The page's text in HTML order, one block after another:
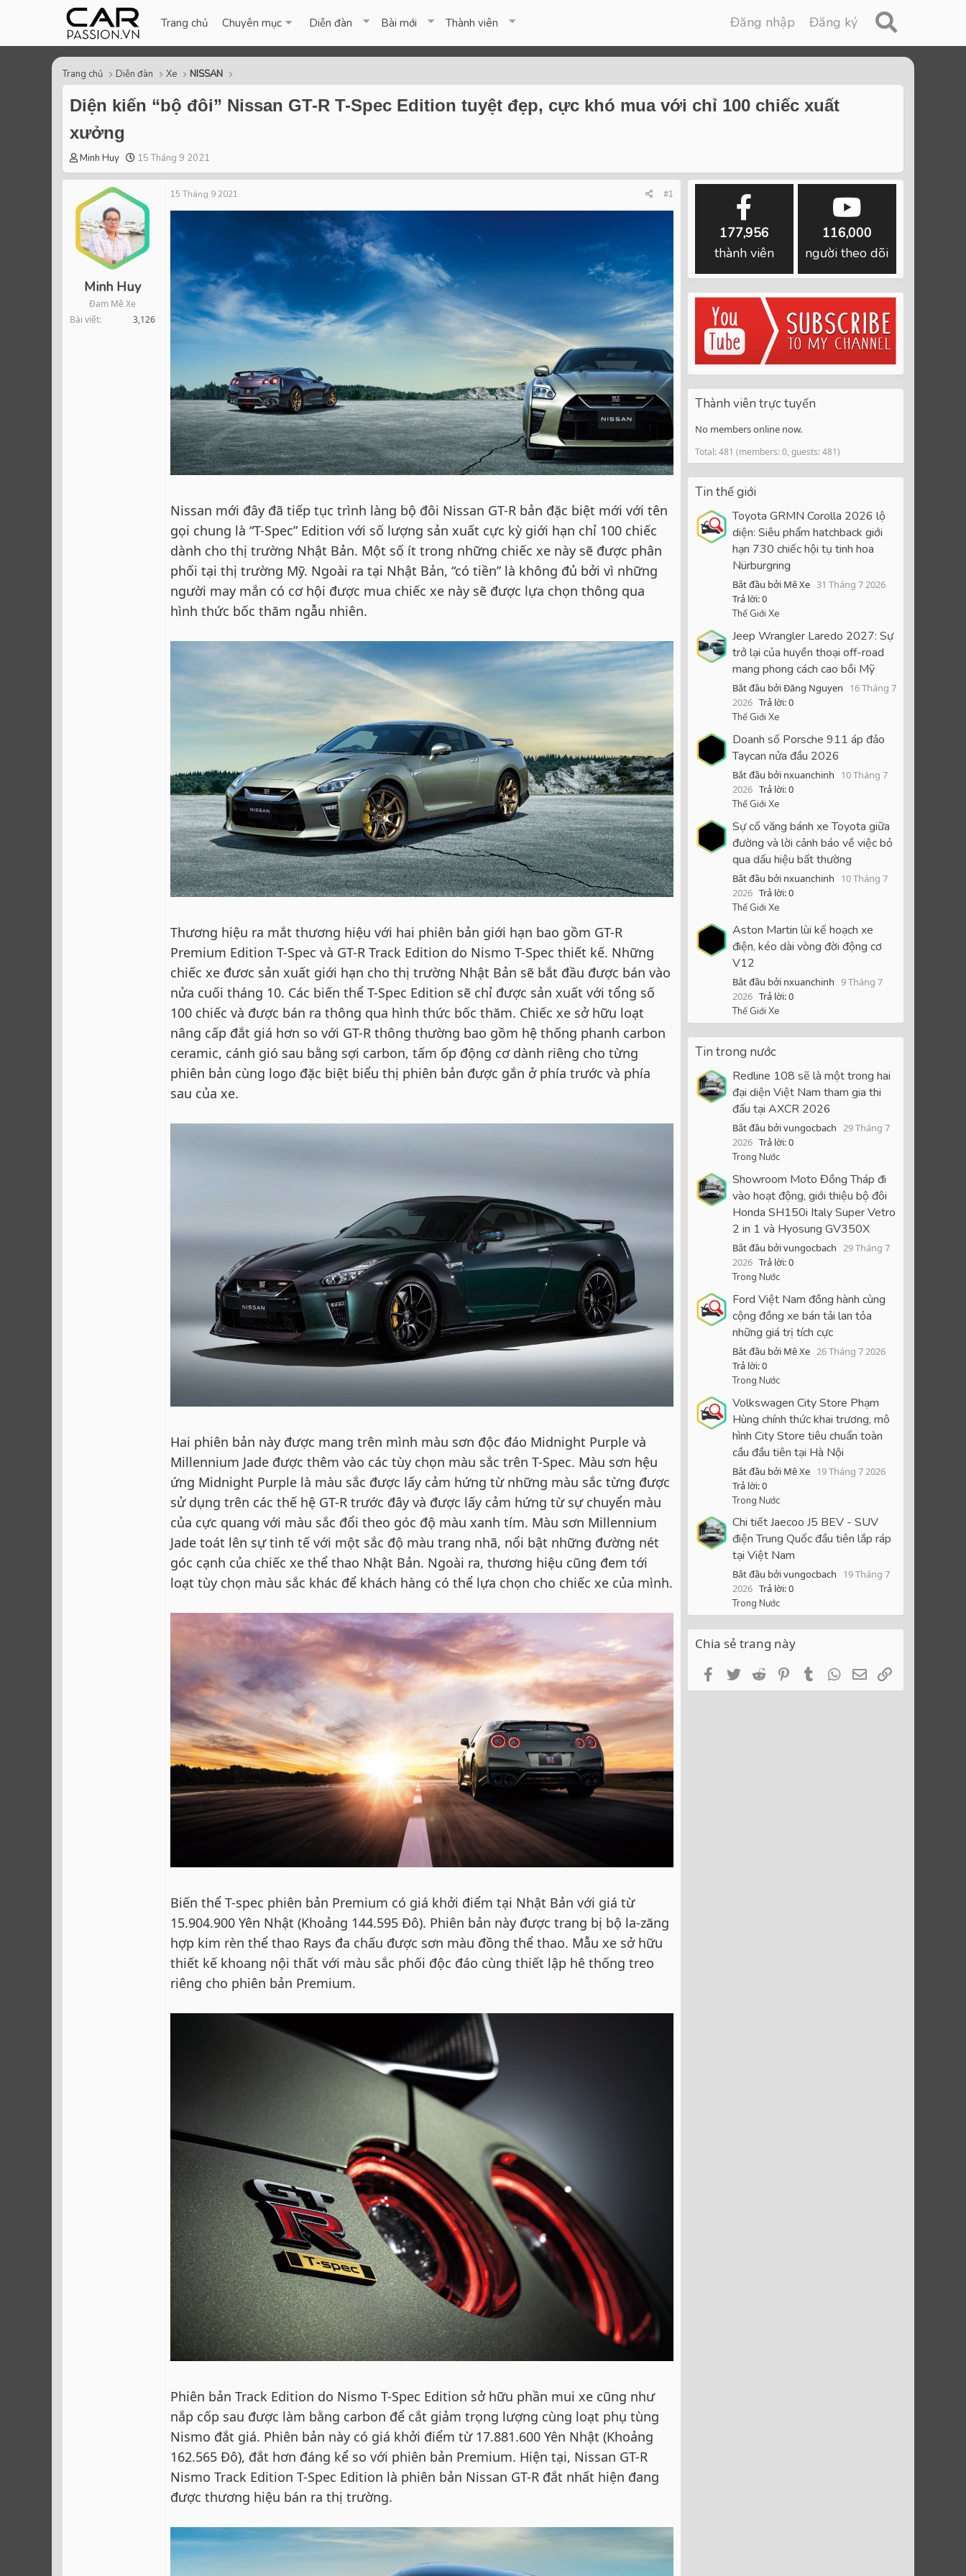
Trang chủ Chuyên mục Diễn đàn Bài mới Thành viên Đăng nhập Đăng ký
Trang chủ Diễn đàn Xe NISSAN
Diện kiến “bộ đôi” Nissan GT-R T-Spec Edition tuyệt đẹp, cực khó mua với chỉ 100 chiếc xuất
xưởng
T
h
e
a
d
s
t
e
Minh Huy
S
t
r
d
t
15 Tháng 9 2021
Minh Huy
Đam Mê Xe
Bài viết
3,126
15 Tháng 9 2021 #1
Nissan mới đây đã tiếp tục trình làng bộ đôi Nissan GT-R bản đặc biệt mới với tên
gọi chung là “T-Spec” Edition với số lượng sản xuất cực kỳ giới hạn chỉ 100 chiếc
dành cho thị trường Nhật Bản. Một số ít trong những chiếc xe này sẽ được phân
phối tại thị trường Mỹ. Ngoài ra tại Nhật Bản, “có tiền” là không đủ bởi vì những
người may mắn có cơ hội được mua chiếc xe này sẽ được lựa chọn thông qua
hình thức bốc thăm ngẫu nhiên.
Thương hiệu ra mắt thương hiệu với hai phiên bản giới hạn bao gồm GT-R
Premium Edition T-Spec và GT-R Track Edition do Nismo T-Spec thiết kế. Những
chiếc xe đươc sản xuất giới hạn cho thị trường Nhật Bản sẽ bắt đầu được bán vào
nửa cuối tháng 10. Các biến thể T-Spec Edition sẽ chỉ được sản xuất với tổng số
100 chiếc và được bán ra thông qua hình thức bốc thăm. Chiếc xe sở hữu loạt
nâng cấp đắt giá hơn so với GT-R thông thường bao gồm hệ thống phanh carbon
ceramic, cánh gió sau bằng sợi carbon, tấm ốp động cơ dành riêng cho từng
phiên bản cùng logo đặc biệt biểu thị phiên bản được gắn ở phía trước và phía
sau của xe.
Hai phiên bản này được mang trên mình màu sơn độc đáo Midnight Purple và
Millennium Jade được thêm vào các tùy chọn màu sắc trên T-Spec. Màu sơn hệu
ứng Midnight Purple là màu sắc được lấy cảm hứng từ những màu sắc từng được
sử dụng trên các thế hệ GT-R trước đây và được lấy cảm hứng từ sự chuyển màu
của cực quang với màu sắc đổi theo góc độ màu xanh tím. Màu sơn Millennium
Jade toát lên sự tinh tế với một sắc độ màu trang nhã, nổi bật những đường nét
góc cạnh của chiếc xe thể thao Nhật Bản. Ngoài ra, thương hiệu cũng đem tới
loạt tùy chọn màu sắc khác để khách hàng có thể lựa chọn cho chiếc xe của mình.
Biến thể T-spec phiên bản Premium có giá khởi điểm tại Nhật Bản với giá từ
15.904.900 Yên Nhật (Khoảng 144.595 Đô). Phiên bản này được trang bị bộ la-zăng
hợp kim rèn thể thao Rays đa chấu được sơn màu đồng thể thao. Mẫu xe sở hữu
thiết kế khoang nội thất với màu sắc phối độc đáo cùng thiết lập hê thống treo
riêng cho phiên bản Premium.
Phiên bản Track Edition do Nismo T-Spec Edition sở hữu phần mui xe cũng như
nắp cốp sau được làm bằng carbon để cắt giảm trọng lượng cùng loạt phụ tùng
Nismo đắt giá. Phiên bản này có giá khởi điểm từ 17.881.600 Yên Nhật (Khoảng
162.565 Đô), đắt hơn đáng kể so với phiên bản Premium. Hiện tại, Nissan GT-R
Nismo Track Edition T-Spec Edition là phiên bản Nissan GT-R đắt nhất hiện đang
được thương hiệu bán ra thị trường.
177,956
thành viên
116,000
người theo dõi
Thành viên trực tuyến
No members online now.
Total: 481 (members: 0, guests: 481)
Tin thế giới
Toyota GRMN Corolla 2026 lộ
diện: Siêu phẩm hatchback giới
hạn 730 chiếc hội tụ tinh hoa
Nürburgring
Bắt đầu bởi Mê Xe 31 Tháng 7 2026
Trả lời: 0
Thế Giới Xe
Jeep Wrangler Laredo 2027: Sự
trở lại của huyền thoại off-road
mang phong cách cao bồi Mỹ
Bắt đầu bởi Đăng Nguyen
16 Tháng 7
2026 Trả lời: 0
Thế Giới Xe
Doanh số Porsche 911 áp đảo
Taycan nửa đầu 2026
Bắt đầu bởi nxuanchinh
10 Tháng 7
2026 Trả lời: 0
Thế Giới Xe
Sự cố văng bánh xe Toyota giữa
đường và lời cảnh báo về việc bỏ
qua dấu hiệu bất thường
Bắt đầu bởi nxuanchinh
10 Tháng 7
2026 Trả lời: 0
Thế Giới Xe
Aston Martin lùi kế hoạch xe
điện, kéo dài vòng đời động cơ
V12
Bắt đầu bởi nxuanchinh 9 Tháng 7
2026 Trả lời: 0
Thế Giới Xe
Tin trong nước
Redline 108 sẽ là một trong hai
đại diện Việt Nam tham gia thi
đấu tại AXCR 2026
Bắt đầu bởi vungocbach 29 Tháng 7
2026 Trả lời: 0
Trong Nước
Showroom Moto Đồng Tháp đi
vào hoạt động, giới thiệu bộ đôi
Honda SH150i Italy Super Vetro
2 in 1 và Hyosung GV350X
Bắt đầu bởi vungocbach 29 Tháng 7
2026 Trả lời: 0
Trong Nước
Ford Việt Nam đồng hành cùng
cộng đồng xe bán tải lan tỏa
những giá trị tích cực
Bắt đầu bởi Mê Xe 26 Tháng 7 2026
Trả lời: 0
Trong Nước
Volkswagen City Store Phạm
Hùng chính thức khai trương, mô
hình City Store tiêu chuẩn toàn
cầu đầu tiên tại Hà Nội
Bắt đầu bởi Mê Xe 19 Tháng 7 2026
Trả lời: 0
Trong Nước
Chi tiết Jaecoo J5 BEV - SUV
điện Trung Quốc đầu tiên lắp ráp
tại Việt Nam
Bắt đầu bởi vungocbach
19 Tháng 7
2026 Trả lời: 0
Trong Nước
Chia sẻ trang này
FacebookTwitterRedditPinterestTumblrWhatsApp
Email